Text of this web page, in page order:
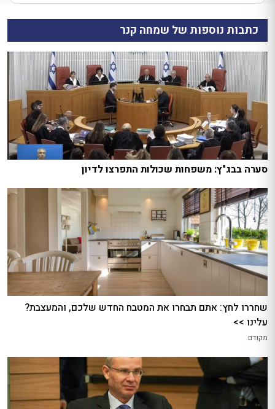
כתבות נוספות של שמחה קנר
סערה בבג"ץ: משפחות שכולות התפרצו לדיון
שחררו לחץ: אתם תבחרו את המטבח החדש שלכם, והמעצבת?
עלינו >>
מקודם